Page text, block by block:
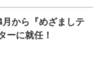
ェア 疲れない テレ
30度ロッキング機
跳ね上げ式アーム
ー DualSense 充電
L 中型犬用 26枚入
から『めざましテ
ーに就任！